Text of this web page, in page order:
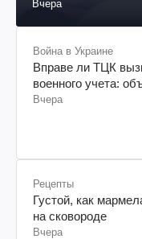
Вчера
Война в Украине
Вправе ли ТЦК
военного учета:
Вчера
Рецепты
Густой, как
на сковороде
Вчера